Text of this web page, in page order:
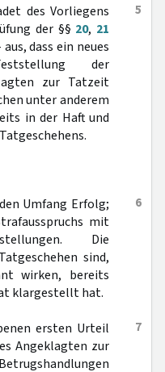
5
des Vorliegens
der §§ 20, 21
dass ein neues
der
zur Tatzeit
unter anderem
in der Haft und
6
Umfang Erfolg;
mit
Die
sind,
wirken, bereits
klargestellt hat.
7
ersten Urteil
Angeklagten zur